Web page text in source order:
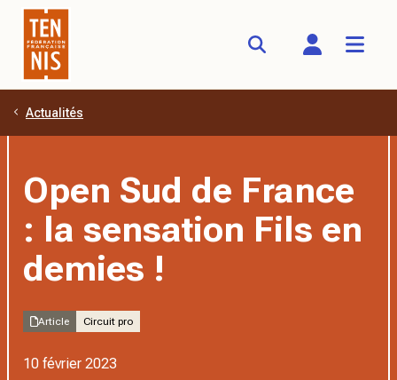
Aller au contenu principal
Actualités
Open Sud de France
: la sensation Fils en
demies !
Article Circuit pro
10 février 2023